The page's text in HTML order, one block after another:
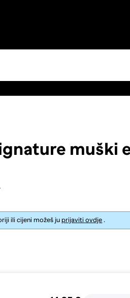
muški
ili cijeni možeš juprijaviti ovdje .